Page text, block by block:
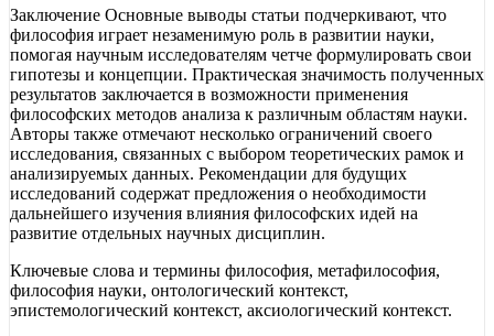
Заключение Основные выводы статьи подчеркивают, что
философия играет незаменимую роль в развитии науки,
помогая научным исследователям четче формулировать свои
гипотезы и концепции. Практическая значимость полученных
результатов заключается в возможности применения
философских методов анализа к различным областям науки.
Авторы также отмечают несколько ограничений своего
исследования, связанных с выбором теоретических рамок и
анализируемых данных. Рекомендации для будущих
исследований содержат предложения о необходимости
дальнейшего изучения влияния философских идей на
развитие отдельных научных дисциплин.
Ключевые слова и термины философия, метафилософия,
философия науки, онтологический контекст,
эпистемологический контекст, аксиологический контекст.